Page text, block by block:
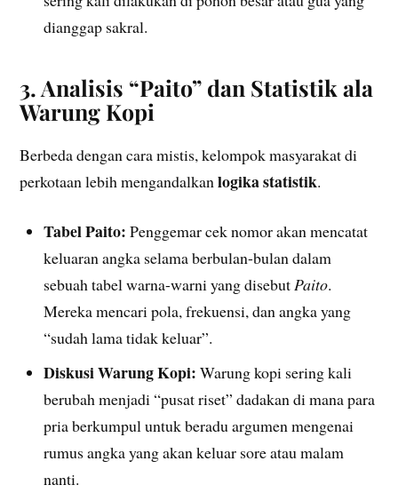
dianggap sakral.
3. Analisis “Paito” dan Statistik ala
Warung Kopi
Berbeda dengan cara mistis, kelompok masyarakat di
perkotaan lebih mengandalkanlogika statistik.
Tabel Paito: Penggemar cek nomor akan mencatat
keluaran angka selama berbulan-bulan dalam
sebuah tabel warna-warni yang disebutPaito.
Mereka mencari pola, frekuensi, dan angka yang
“sudah lama tidak keluar”.
Diskusi Warung Kopi: Warung kopi sering kali
berubah menjadi “pusat riset” dadakan di mana para
pria berkumpul untuk beradu argumen mengenai
rumus angka yang akan keluar sore atau malam
nanti.